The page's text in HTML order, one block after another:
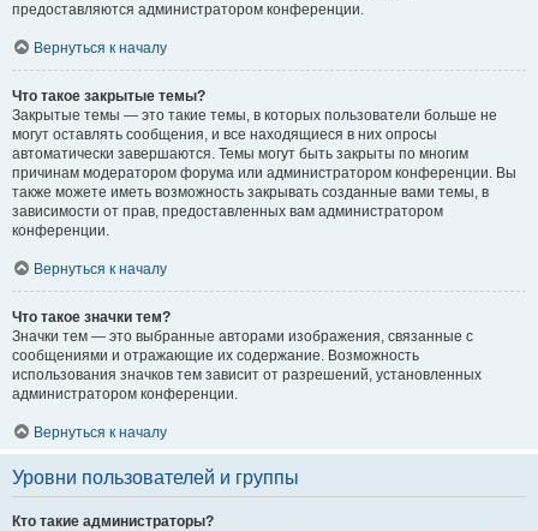
предоставляются администратором конференции.
Вернуться к началу
Что такое закрытые темы?
Закрытые темы — это такие темы, в которых пользователи больше не
могут оставлять сообщения, и все находящиеся в них опросы
автоматически завершаются. Темы могут быть закрыты по многим
причинам модератором форума или администратором конференции. Вы
также можете иметь возможность закрывать созданные вами темы, в
зависимости от прав, предоставленных вам администратором
конференции.
Вернуться к началу
Что такое значки тем?
Значки тем — это выбранные авторами изображения, связанные с
сообщениями и отражающие их содержание. Возможность
использования значков тем зависит от разрешений, установленных
администратором конференции.
Вернуться к началу
Уровни пользователей и группы
Кто такие администраторы?